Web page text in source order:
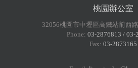
桃園辦公室
32056桃園市中壢區高鐵站前西
Phone: 03-2876813 / 03-
Fax: 03-2873165